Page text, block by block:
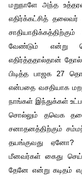
மறுநாளே அந்த
எதிர்க்கட்சித் தலைவர்
வேண்டும் என்று
எதிர்த்ததால்தான்
பிடித்த பாஜக 27
என்பதை வசதியாக
நாங்கள் இந்துக்கள்
சொல்லும் தவெக
சனாதனத்திற்கும்
தயங்குவது ஏனோ?
மீனவர்கள் கைது
தேனே என்று கடிதம்